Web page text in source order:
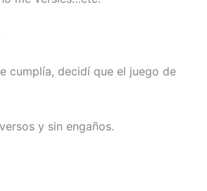
cumplía, decidí que el juego de
y sin engaños.